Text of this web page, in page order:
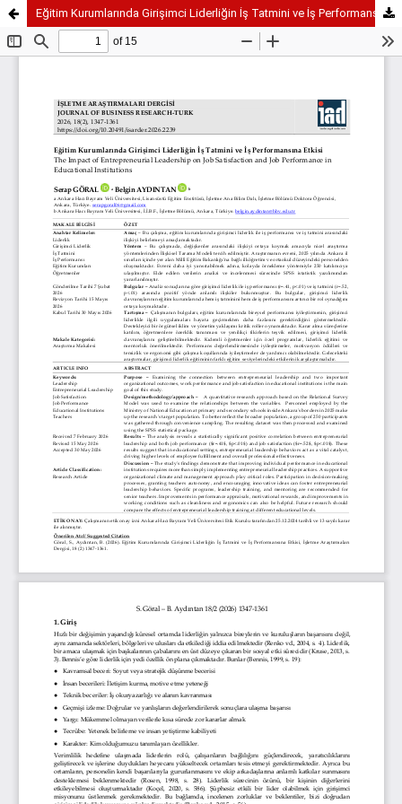
Eğitim Kurumlarında Girişimci Liderliğin İş Tatmini ve İş Performansına Etkisi